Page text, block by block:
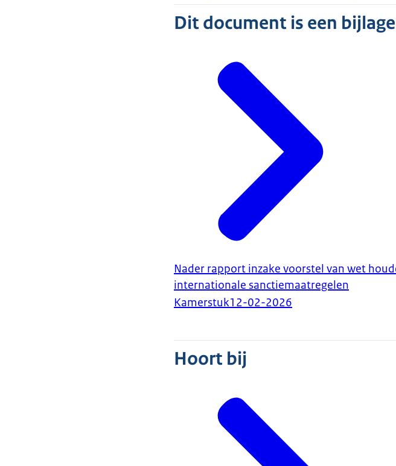
Dit document is een
Nader rapport inzake voorstel van wet
internationale sanctiemaatregelen
Kamerstuk12-02-2026
Hoort bij